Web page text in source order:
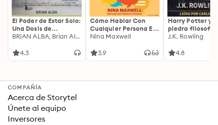
El Poder de Estar Solo:
Una Dosis de
Motivación
Ideas Revolucionarias
BRIAN ALBA, Brian Alba
4.3
Cómo Hablar Con
Cualquier Persona En
Cualquier Lugar Y En
Nina Maxwell
3.9
Harry Potter y
piedra filosofal
J.K. Rowling
4.8
COMPAÑÍA
Acerca de Storytel
Únete al equipo
Inversores